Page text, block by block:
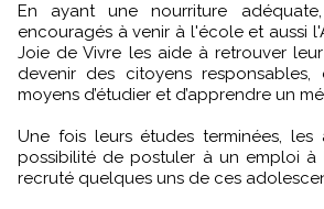
En ayant une nourriture
encouragés à venir à l'école et aussi
Joie de Vivre les aide à retrouver
devenir des citoyens
moyens d’étudier et d’apprendre un
Une fois leurs études terminées,
possibilité de postuler à un emploi à
recruté quelques uns de ces